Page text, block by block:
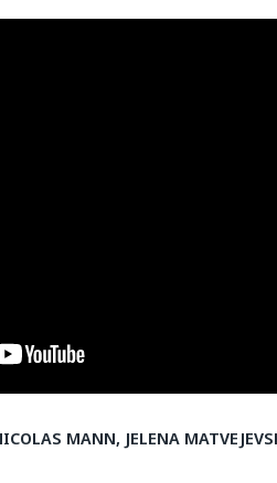
MANN, JELENA